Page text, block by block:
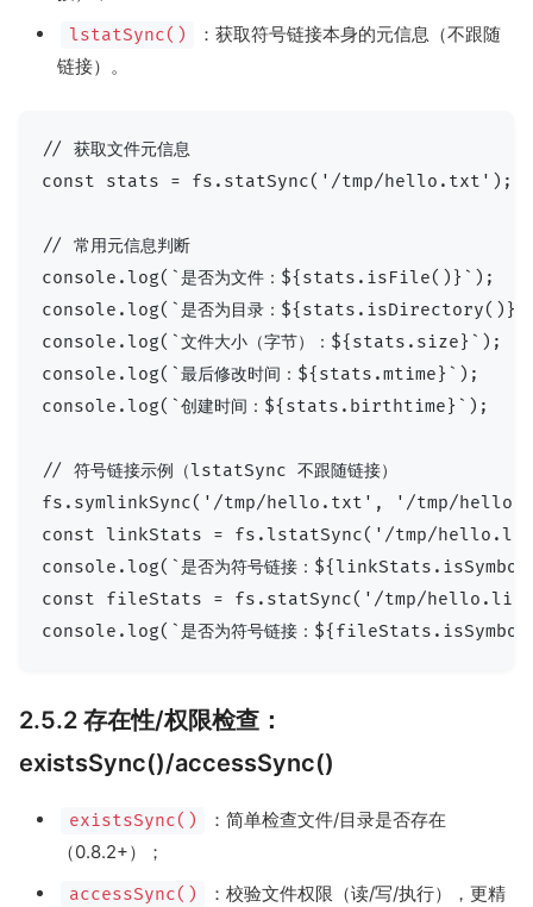
lstatSync()
：获取符号链接本身的元信息（不跟随
链接）。
// 获取文件元信息
const stats = fs.statSync('/tmp/hello.txt');
// 常用元信息判断
console.log(`是否为文件：${stats.isFile()}`);
console.log(`是否为目录：
console.log(`文件大小（字节）：${stats.size}`);
console.log(`最后修改时间：${stats.mtime}`);
console.log(`创建时间：${stats.birthtime}`);
// 符号链接示例（lstatSync 不跟随链接）
fs.symlinkSync('/tmp/hello.txt', '/tmp/
const linkStats = fs.lstatSync('/tmp/
console.log(`是否为符号链接：
const fileStats = fs.statSync('/tmp/
2.5.2 存在性/权限检查：
existsSync()/accessSync()
existsSync()
：简单检查文件/目录是否存在
（0.8.2+）；
accessSync()
：校验文件权限（读/写/执行），更精